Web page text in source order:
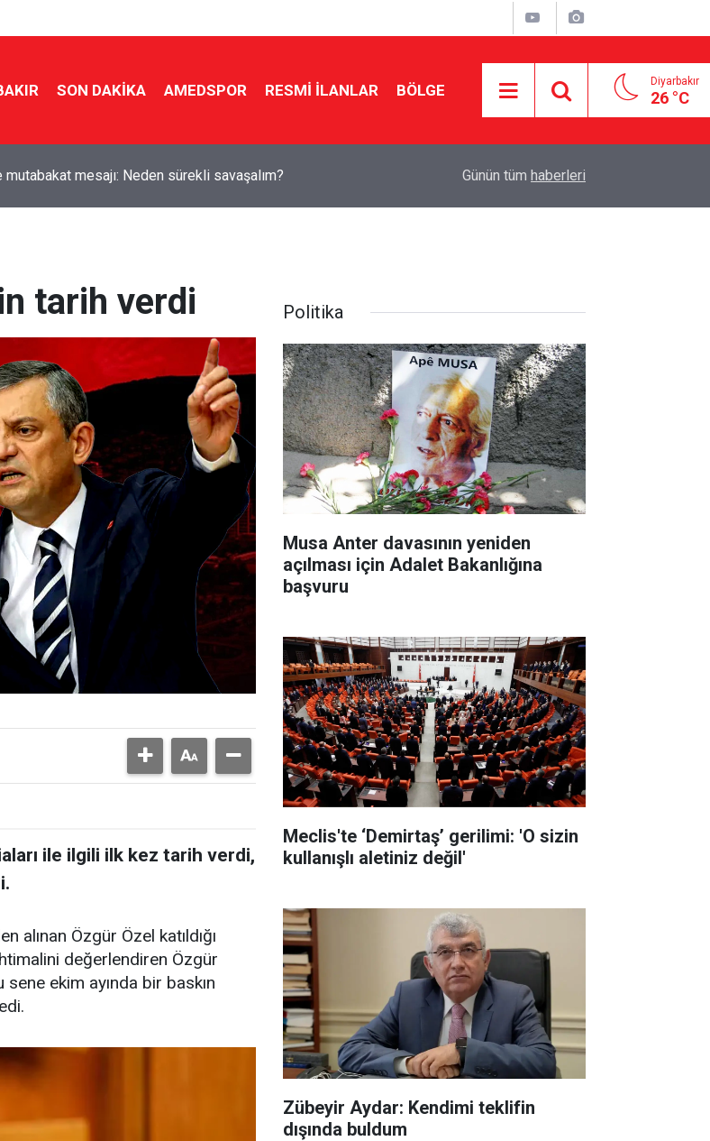
SON DAKIKA AMEDSPOR RESMI İLANLAR BÖLGE Diyarbakır
26 °C
mutabakat mesajı: Neden sürekli savaşalım? Musa Anter davasının yeniden açılması için
Günün tüm haberleri
tarih verdi
ile ilgili ilk kez tarih verdi,
alınan Özgür Özel katıldığı
değerlendiren Özgür
ekim ayında bir baskın
Politika
Musa Anter davasının yeniden
açılması için Adalet Bakanlığına
başvuru
Meclis'te ‘Demirtaş’ gerilimi: 'O sizin
kullanışlı aletiniz değil'
Zübeyir Aydar: Kendimi teklifin
dışında buldum